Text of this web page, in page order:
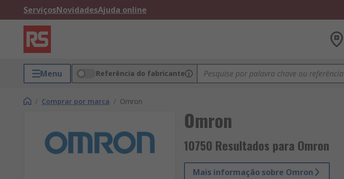
ServiçosNovidadesAjuda online
Menu Referência do fabricante
/ Comprar por marca / Omron
Omron
10750 Resultados para Omron
Mais informação sobre Omron